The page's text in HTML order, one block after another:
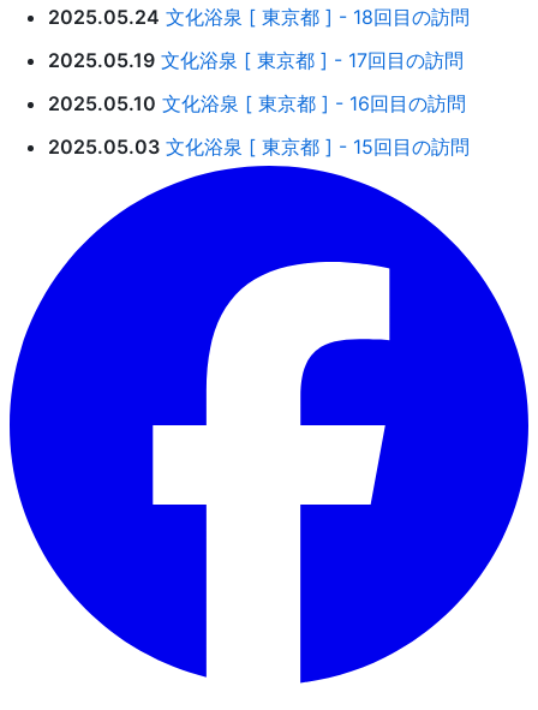
2025.05.24 文化浴泉 [ 東京都 ] - 18回目の訪問
2025.05.19 文化浴泉 [ 東京都 ] - 17回目の訪問
2025.05.10 文化浴泉 [ 東京都 ] - 16回目の訪問
2025.05.03 文化浴泉 [ 東京都 ] - 15回目の訪問